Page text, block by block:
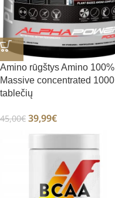
Amino rūgštys Amino 100%
Massive concentrated 1000
tablečių
45,00€ 39,99€